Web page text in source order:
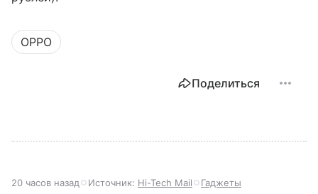
OPPO
Поделиться
20 часов назад Источник: Hi-Tech Mail Гаджеты